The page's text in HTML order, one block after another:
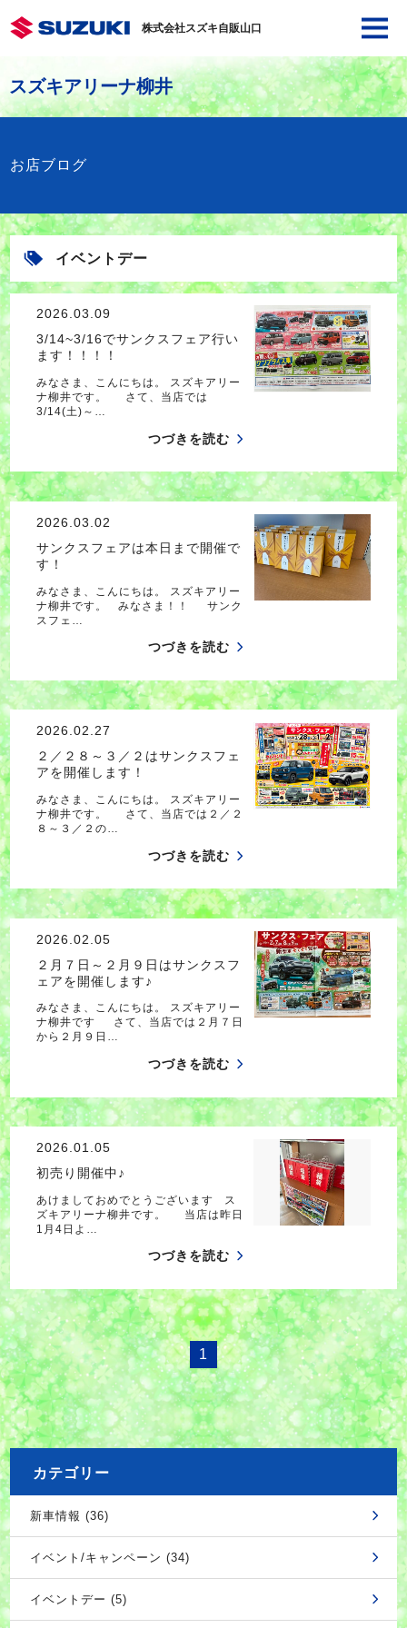
株式会社スズキ自販山口
スズキアリーナ柳井
お店ブログ
イベントデー
2026.03.09
3/14~3/16でサンクスフェア行い
ます！！！！
みなさま、こんにちは。 スズキアリー
ナ柳井です。 さて、当店では
3/14(土)～…
つづきを読む
2026.03.02
サンクスフェアは本日まで開催で
す！
みなさま、こんにちは。 スズキアリー
ナ柳井です。 みなさま！！ サンク
スフェ…
つづきを読む
2026.02.27
２／２８～３／２はサンクスフェ
アを開催します！
みなさま、こんにちは。 スズキアリー
ナ柳井です。 さて、当店では２／２
８～３／２の…
つづきを読む
2026.02.05
２月７日～２月９日はサンクスフ
ェアを開催します♪
みなさま、こんにちは。 スズキアリー
ナ柳井です さて、当店では２月７日
から２月９日…
つづきを読む
2026.01.05
初売り開催中♪
あけましておめでとうございます ス
ズキアリーナ柳井です。 当店は昨日
1月4日よ…
つづきを読む
1
カテゴリー
新車情報 (36)
イベント/キャンペーン (34)
イベントデー (5)